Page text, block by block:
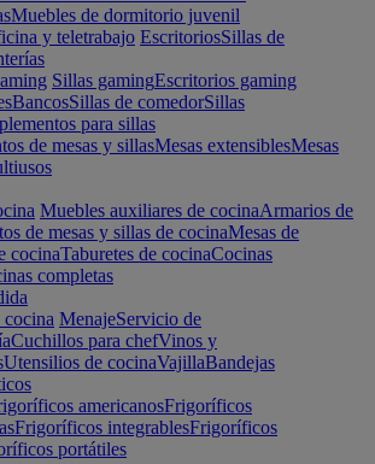
Muebles de dormitorio juvenil
y teletrabajo EscritoriosSillas de
Sillas gamingEscritorios gaming
BancosSillas de comedorSillas
para sillas
de mesas y sillasMesas extensiblesMesas
Muebles auxiliares de cocinaArmarios de
de mesas y sillas de cocinaMesas de
cocinaTaburetes de cocinaCocinas
completas
cocina MenajeServicio de
Cuchillos para chefVinos y
Utensilios de cocinaVajillaBandejas
americanosFrigoríficos
Frigoríficos integrablesFrigoríficos
portátiles